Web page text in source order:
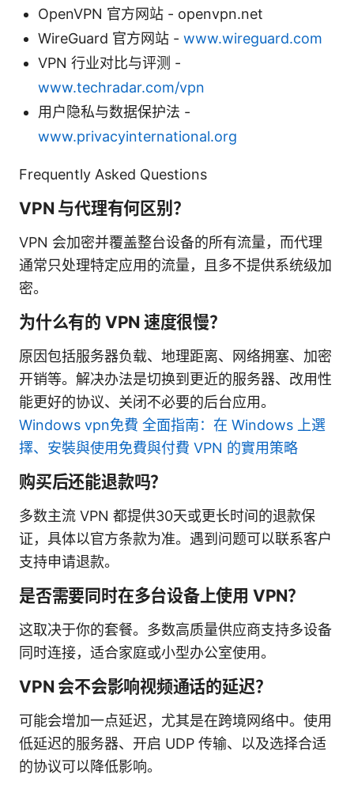
OpenVPN 官方网站 - openvpn.net
WireGuard 官方网站 - www.wireguard.com
VPN 行业对比与评测 -
www.techradar.com/vpn
用户隐私与数据保护法 -
www.privacyinternational.org
Frequently Asked Questions
VPN 与代理有何区别？
VPN 会加密并覆盖整台设备的所有流量，而代理
通常只处理特定应用的流量，且多不提供系统级加
密。
为什么有的 VPN 速度很慢？
原因包括服务器负载、地理距离、网络拥塞、加密
开销等。解决办法是切换到更近的服务器、改用性
能更好的协议、关闭不必要的后台应用。
Windows vpn免費 全面指南：在 Windows 上選
擇、安裝與使用免費與付費 VPN 的實用策略
购买后还能退款吗？
多数主流 VPN 都提供30天或更长时间的退款保
证，具体以官方条款为准。遇到问题可以联系客户
支持申请退款。
是否需要同时在多台设备上使用 VPN？
这取决于你的套餐。多数高质量供应商支持多设备
同时连接，适合家庭或小型办公室使用。
VPN 会不会影响视频通话的延迟？
可能会增加一点延迟，尤其是在跨境网络中。使用
低延迟的服务器、开启 UDP 传输、以及选择合适
的协议可以降低影响。